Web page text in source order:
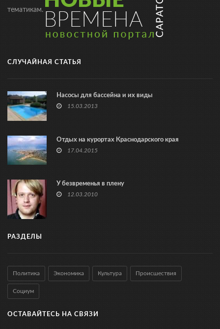
тематикам.
СЛУЧАЙНАЯ СТАТЬЯ
Насосы для бассейна и их виды
15.03.2013
Отдых на курортах Краснодарского края
17.04.2015
У безвременья в плену
12.03.2010
РАЗДЕЛЫ
Политика Экономика Культура Происшествия
Социум
ОСТАВАЙТЕСЬ НА СВЯЗИ